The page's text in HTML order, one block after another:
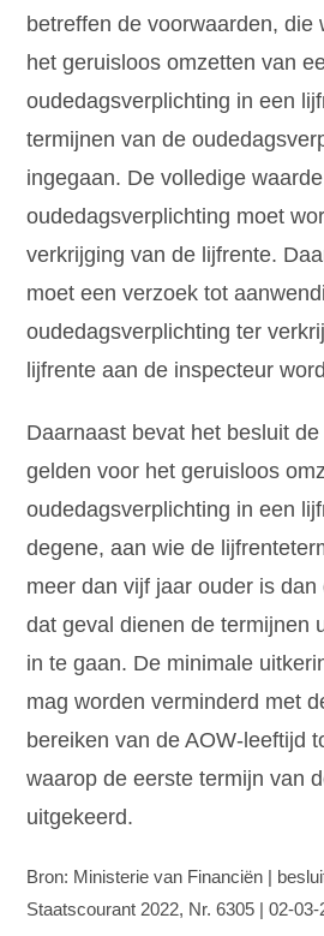
betreffen de voorwaarden, die
het geruisloos omzetten van
oudedagsverplichting in een
termijnen van de
ingegaan. De volledige
oudedagsverplichting moet
verkrijging van de lijfrente.
moet een verzoek tot
oudedagsverplichting ter
lijfrente aan de inspecteur
Daarnaast bevat het besluit
gelden voor het geruisloos
oudedagsverplichting in een
degene, aan wie de
meer dan vijf jaar ouder is
dat geval dienen de termijnen
in te gaan. De minimale
mag worden verminderd met
bereiken van de AOW-leeftijd
waarop de eerste termijn van
uitgekeerd.
Bron: Ministerie van Financiën |
Staatscourant 2022, Nr. 6305 | 02-03-